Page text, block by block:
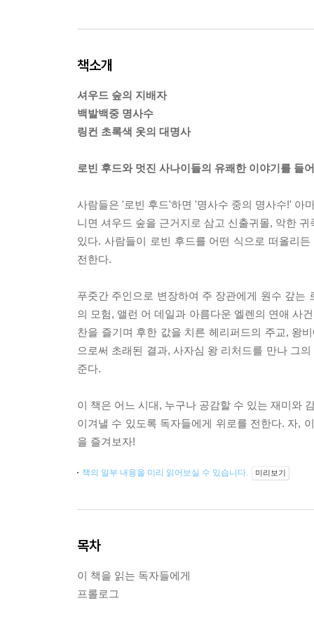
책소개
셔우드 숲의 지배자
백발백중 명사수
링컨 초록색 옷의 대명사
로빈 후드와 멋진 사나이들의 유쾌한 이야기를 들
사람들은 '로빈 후드'하면 '명사수 중의 명사수!' 아
니면 셔우드 숲을 근거지로 삼고 신출귀몰, 악한
있다. 사람들이 로빈 후드를 어떤 식으로 떠올리
전한다.
푸줏간 주인으로 변장하여 주 장관에게 원수 갚는
의 모험, 앨런 어 데일과 아름다운 엘렌의 연애 사
찬을 즐기며 후한 값을 치른 헤리퍼드의 주교, 왕
으로써 초래된 결과, 사자심 왕 리처드를 만나 그
준다.
이 책은 어느 시대, 누구나 공감할 수 있는 재미와
이겨낼 수 있도록 독자들에게 위로를 전한다. 자,
을 즐겨보자!
책의 일부 내용을 미리 읽어보실 수 있습니다. 미리보기
목차
이 책을 읽는 독자들에게
프롤로그